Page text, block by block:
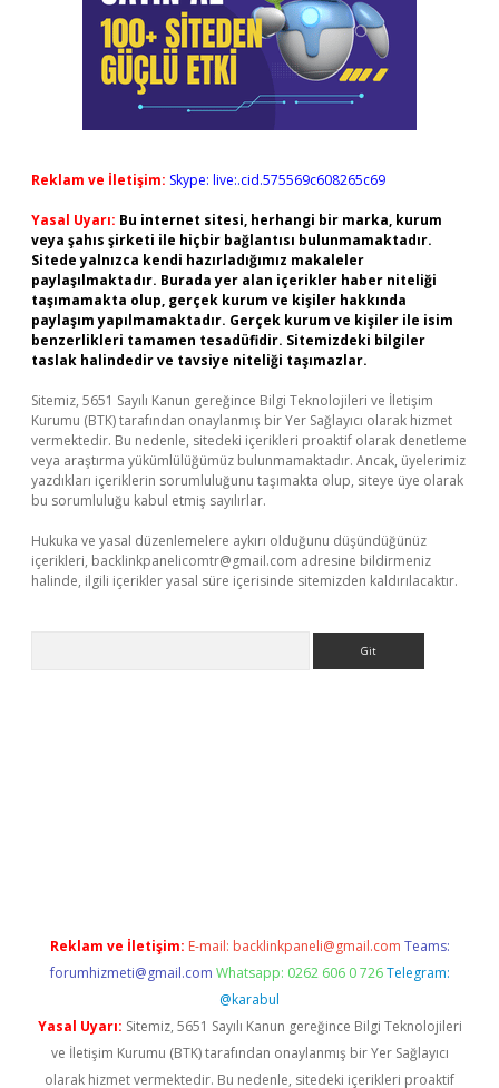
Reklam ve İletişim: Skype: live:.cid.575569c608265c69
Yasal Uyarı: Bu internet sitesi, herhangi bir marka, kurum
veya şahıs şirketi ile hiçbir bağlantısı bulunmamaktadır.
Sitede yalnızca kendi hazırladığımız makaleler
paylaşılmaktadır. Burada yer alan içerikler haber niteliği
taşımamakta olup, gerçek kurum ve kişiler hakkında
paylaşım yapılmamaktadır. Gerçek kurum ve kişiler ile isim
benzerlikleri tamamen tesadüfidir. Sitemizdeki bilgiler
taslak halindedir ve tavsiye niteliği taşımazlar.
Sitemiz, 5651 Sayılı Kanun gereğince Bilgi Teknolojileri ve İletişim
Kurumu (BTK) tarafından onaylanmış bir Yer Sağlayıcı olarak hizmet
vermektedir. Bu nedenle, sitedeki içerikleri proaktif olarak denetleme
veya araştırma yükümlülüğümüz bulunmamaktadır. Ancak, üyelerimiz
yazdıkları içeriklerin sorumluluğunu taşımakta olup, siteye üye olarak
bu sorumluluğu kabul etmiş sayılırlar.
Hukuka ve yasal düzenlemelere aykırı olduğunu düşündüğünüz
içerikleri, backlinkpanelicomtr@gmail.com adresine bildirmeniz
halinde, ilgili içerikler yasal süre içerisinde sitemizden kaldırılacaktır.
Reklam ve İletişim: E-mail: backlinkpaneli@gmail.com Teams:
forumhizmeti@gmail.com Whatsapp: 0262 606 0 726 Telegram:
@karabul
Yasal Uyarı: Sitemiz, 5651 Sayılı Kanun gereğince Bilgi Teknolojileri
ve İletişim Kurumu (BTK) tarafından onaylanmış bir Yer Sağlayıcı
olarak hizmet vermektedir. Bu nedenle, sitedeki içerikleri proaktif